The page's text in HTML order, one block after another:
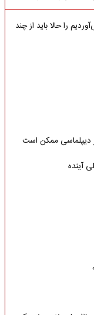
را حالا باید از چند
دیپلماسی ممکن است
آینده